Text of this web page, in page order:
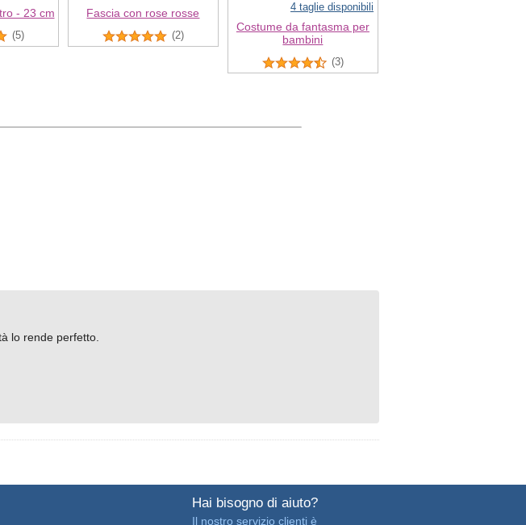
- 23 cm
(5)
Fascia con rose rosse
(2)
4 taglie disponibili
Costume da fantasma per
bambini
(3)
lo rende perfetto.
Hai bisogno di aiuto?
Il nostro servizio clienti è